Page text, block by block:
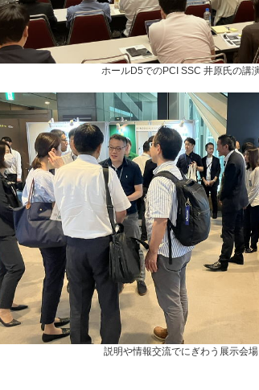
ホールD5でのPCI SSC 井原氏の講
説明や情報交流でにぎわう展示会場